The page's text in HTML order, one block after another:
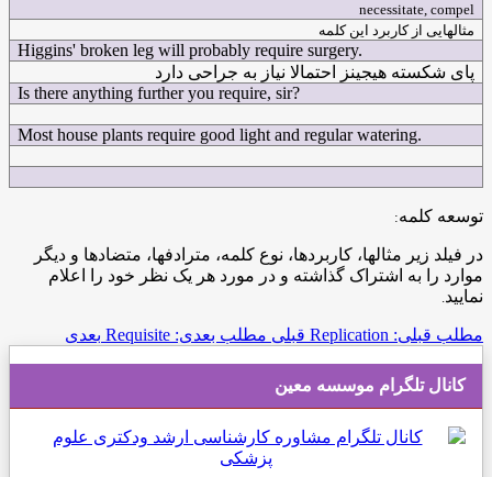
necessitate, compel
مثالهایی از کاربرد این کلمه
Higgins' broken leg will probably require surgery.
پای شکسته هیجینز احتمالا نیاز به جراحی دارد
Is there anything further you require, sir?
Most house plants require good light and regular watering.
توسعه کلمه:
در فیلد زیر مثالها، کاربردها، نوع کلمه، مترادفها، متضادها و دیگر
موارد را به اشتراک گذاشته و در مورد هر یک نظر خود را اعلام
نمایید.
مطلب قبلی: Replication قبلی مطلب بعدی: Requisite بعدی
کانال تلگرام موسسه معین